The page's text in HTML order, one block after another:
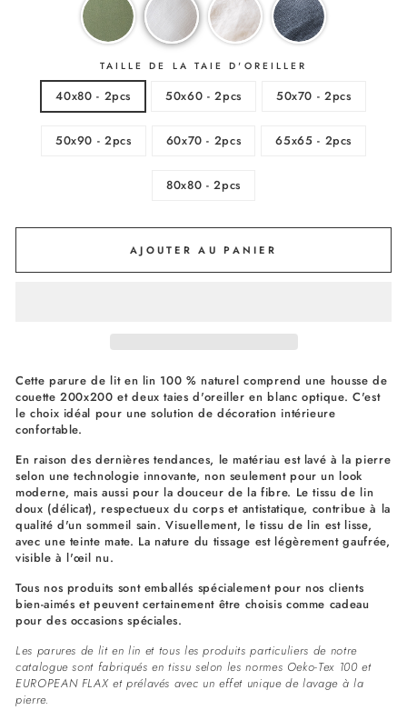
TAILLE DE LA TAIE D'OREILLER
40x80 - 2pcs 50x60 - 2pcs 50x70 - 2pcs
50x90 - 2pcs 60x70 - 2pcs 65x65 - 2pcs
80x80 - 2pcs
AJOUTER AU PANIER
Cette parure de lit en lin 100 % naturel comprend une housse de
couette 200x200 et deux taies d'oreiller en blanc optique. C'est
le choix idéal pour une solution de décoration intérieure
confortable.
En raison des dernières tendances, le matériau est lavé à la pierre
selon une technologie innovante, non seulement pour un look
moderne, mais aussi pour la douceur de la fibre. Le tissu de lin
doux (délicat), respectueux du corps et antistatique, contribue à la
qualité d'un sommeil sain. Visuellement, le tissu de lin est lisse,
avec une teinte mate. La nature du tissage est légèrement gaufrée,
visible à l'œil nu.
Tous nos produits sont emballés spécialement pour nos clients
bien-aimés et peuvent certainement être choisis comme cadeau
pour des occasions spéciales.
Les parures de lit en lin et tous les produits particuliers de notre
catalogue sont fabriqués en tissu selon les normes Oeko-Tex 100 et
EUROPEAN FLAX et prélavés avec un effet unique de lavage à la
pierre.